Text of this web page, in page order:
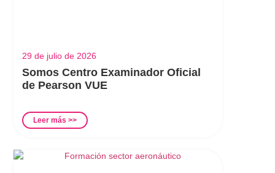
29 de julio de 2026
Somos Centro Examinador Oficial
de Pearson VUE
Leer más >>